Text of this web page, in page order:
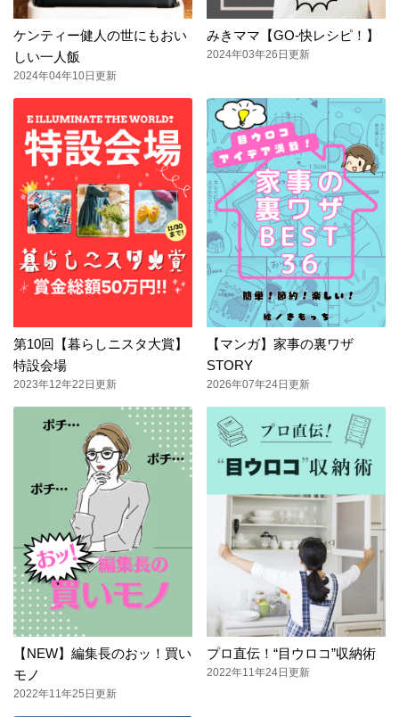
ケンティー健人の世にもおい
しい一人飯
2024年04年10日更新
みきママ【GO-快レシピ！】
2024年03年26日更新
第10回【暮らしニスタ大賞】
特設会場
2023年12年22日更新
【マンガ】家事の裏ワザ
STORY
2026年07年24日更新
【NEW】編集長のおッ！買い
モノ
2022年11年25日更新
プロ直伝！“目ウロコ”収納術
2022年11年24日更新